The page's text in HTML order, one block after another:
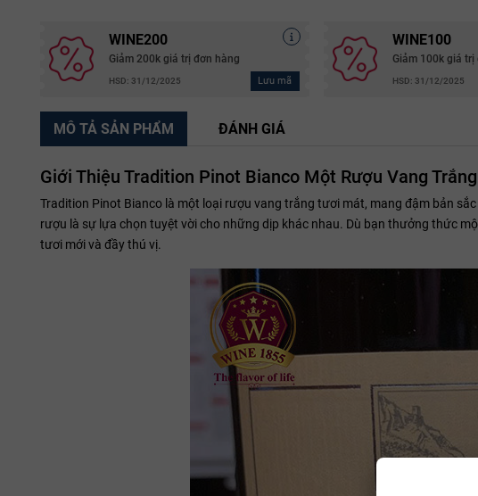
WINE200
Giảm 200k giá trị đơn hàng
HSD: 31/12/2025 Lưu mã
WINE100
Giảm 100k giá trị
HSD: 31/12/2025
MÔ TẢ SẢN PHẨM ĐÁNH GIÁ
Giới Thiệu Tradition Pinot Bianco Một Rượu Vang
Tradition Pinot Bianco là một loại rượu vang trắng tươi mát, mang đậm bản
rượu là sự lựa chọn tuyệt vời cho những dịp khác nhau. Dù bạn thưởng thức
tươi mới và đầy thú vị.